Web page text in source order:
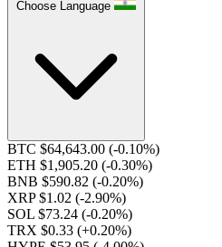
Choose Language
BTC $64,643.00 (-0.10%)
ETH $1,905.20 (-0.30%)
BNB $590.82 (-0.20%)
XRP $1.02 (-2.90%)
SOL $73.24 (-0.20%)
TRX $0.33 (+0.20%)